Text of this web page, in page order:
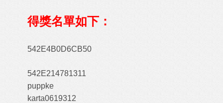
得獎名單如下：
542E4B0D6CB50
542E214781311
puppke
karta0619312